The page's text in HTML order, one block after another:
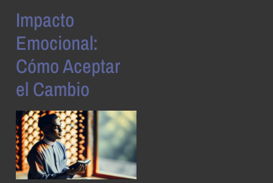
Impacto
Emocional:
Cómo Aceptar
el Cambio